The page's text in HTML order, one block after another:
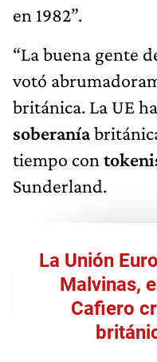
en 1982”.
“La buena gente
votó
británica. La UE
soberanía
tiempo con
Sunderland.
La Unión
Malvinas,
Cafiero